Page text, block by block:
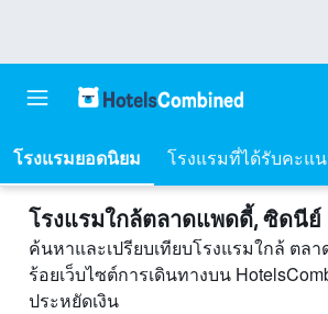
โรงแรมยอดนิยม โรงแรมที่ได้รับคะแ
โรงแรมใกล้ตลาดแพดดี้, ซิดนีย์
ค้นหาและเปรียบเทียบโรงแรมใกล้ ตล
ร้อยเว็บไซต์การเดินทางบน
ประหยัดเงิน